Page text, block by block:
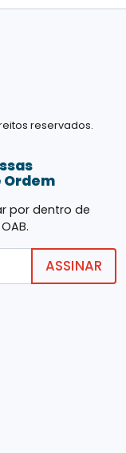
reservados.
Ordem
por dentro de
ASSINAR